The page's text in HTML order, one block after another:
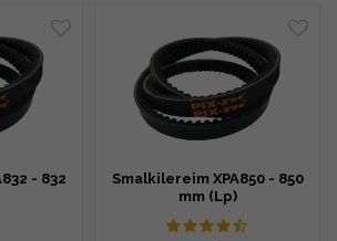
- 832
Smalkilereim XPA850 - 850
mm (Lp)